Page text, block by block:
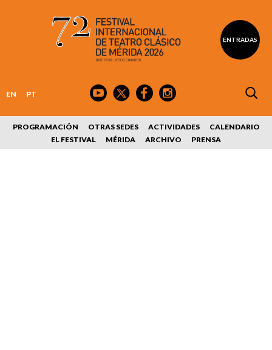
ENTRADAS
EN PT
PROGRAMACIÓN OTRAS SEDES ACTIVIDADES
CALENDARIO
EL FESTIVAL
MÉRIDA ARCHIVO PRENSA